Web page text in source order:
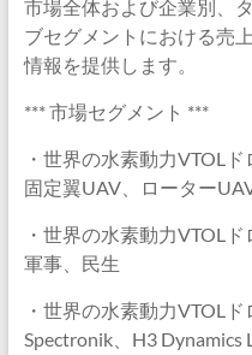
市場全体および企業別、
ブセグメントにおける売
情報を提供します。
*** 市場セグメント ***
・世界の水素動力VTOL
固定翼UAV、ローター
・世界の水素動力VTOL
軍事、民生
・世界の水素動力VTOL
Spectronik、H3 Dynamics